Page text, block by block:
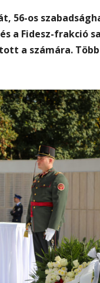
56-os
a Fidesz-frakció
a számára.